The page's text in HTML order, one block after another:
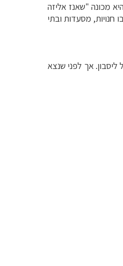
מכונה "שאנז אליזה
חנויות, מסעדות ובתי
ליסבון. אך לפני שנצא